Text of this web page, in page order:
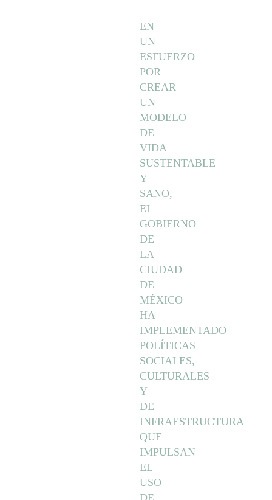
EN
UN
ESFUERZO
POR
CREAR
UN
MODELO
DE
VIDA
SUSTENTABLE
Y
SANO,
EL
GOBIERNO
DE
LA
CIUDAD
DE
MÉXICO
HA
IMPLEMENTADO
POLÍTICAS
SOCIALES,
CULTURALES
Y
DE
INFRAESTRUCTURA
QUE
IMPULSAN
EL
USO
DE